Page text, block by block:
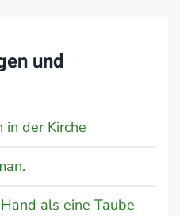
und
in der Kirche
als eine Taube